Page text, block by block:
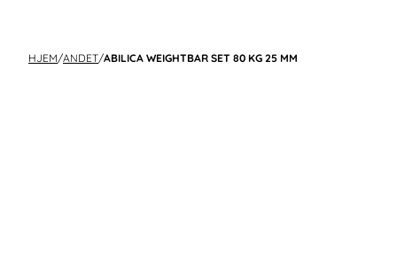
HJEM/ANDET/ABILICA WEIGHTBAR SET 80 KG 25 MM